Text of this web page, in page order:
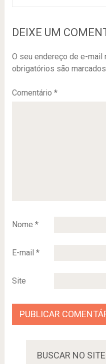
DEIXE UM
O seu endereço de e-mail
obrigatórios são
Comentário *
Nome *
E-mail *
Site
BUSCAR NO